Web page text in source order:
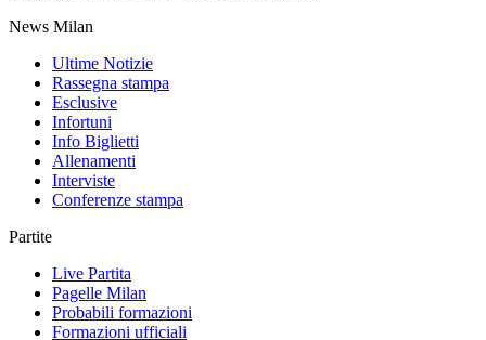
News Milan
Ultime Notizie
Rassegna stampa
Esclusive
Infortuni
Info Biglietti
Allenamenti
Interviste
Conferenze stampa
Partite
Live Partita
Pagelle Milan
Probabili formazioni
Formazioni ufficiali